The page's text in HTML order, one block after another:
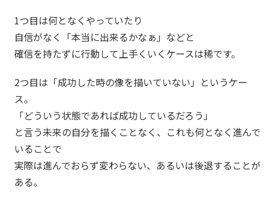
1つ目は何となくやっていたり
自信がなく「本当に出来るかなぁ」などと
確信を持たずに行動して上手くいくケースは稀です。
2つ目は「成功した時の像を描いていない」というケー
ス。
「どういう状態であれば成功しているだろう」
と言う未来の自分を描くことなく、これも何となく進んで
いることで
実際は進んでおらず変わらない、あるいは後退することが
ある。